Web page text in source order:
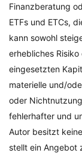
Finanzberatung
ETFs und ETCs,
kann sowohl
erhebliches
eingesetzten
materielle und/
oder
fehlerhafter und
Autor besitzt
stellt ein Angebot